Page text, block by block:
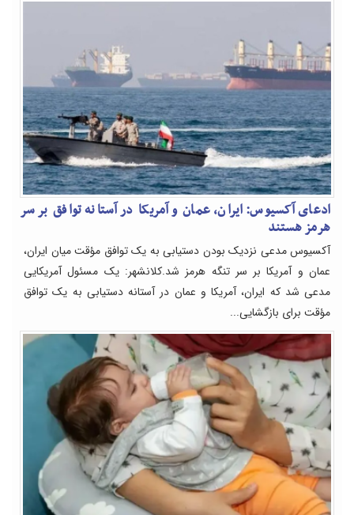
ادعای آکسیوس: ایران، عمان و آمریکا در آستانه توافق بر سر
هرمز هستند
آکسیوس مدعی نزدیک بودن دستیابی به یک توافق مؤقت میان ایران،
عمان و آمریکا بر سر تنگه هرمز شد.کلانشهر: یک مسئول آمریکایی
مدعی شد که ایران، آمریکا و عمان در آستانه دستیابی به یک توافق
مؤقت برای بازگشایی...